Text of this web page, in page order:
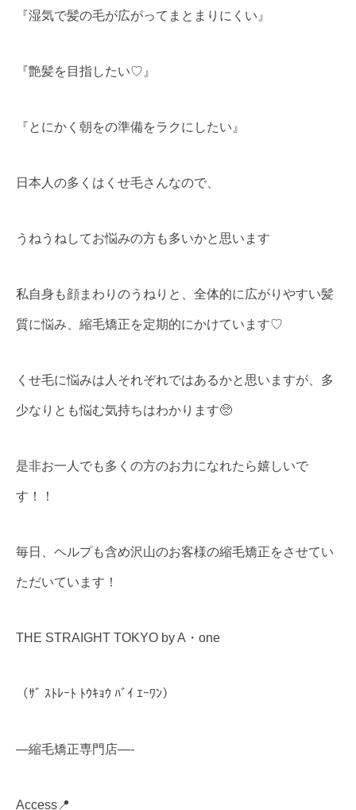
『湿気で髪の毛が広がってまとまりにくい』
『艶髪を目指したい♡』
『とにかく朝をの準備をラクにしたい』
日本人の多くはくせ毛さんなので、
うねうねしてお悩みの方も多いかと思います
私自身も顔まわりのうねりと、全体的に広がりやすい髪
質に悩み、縮毛矯正を定期的にかけています♡
くせ毛に悩みは人それぞれではあるかと思いますが、多
少なりとも悩む気持ちはわかります🥺
是非お一人でも多くの方のお力になれたら嬉しいで
す！！
毎日、ヘルプも含め沢山のお客様の縮毛矯正をさせてい
ただいています！
THE STRAIGHT TOKYO by A・one
（ｻﾞ ｽﾄﾚｰﾄ ﾄｳｷｮｳ ﾊﾞｲ ｴｰﾜﾝ）
—縮毛矯正専門店—-
Access📍